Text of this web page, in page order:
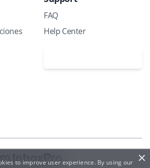
FAQ
Help Center
InboxPro ×
to improve user experience. By using our